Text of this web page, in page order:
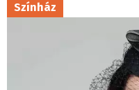
Színház